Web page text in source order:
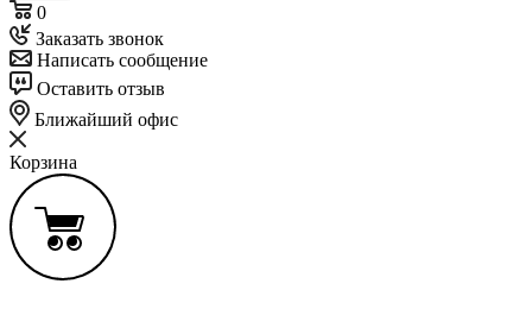
0
Заказать звонок
Написать сообщение
Оставить отзыв
Ближайший офис
Корзина